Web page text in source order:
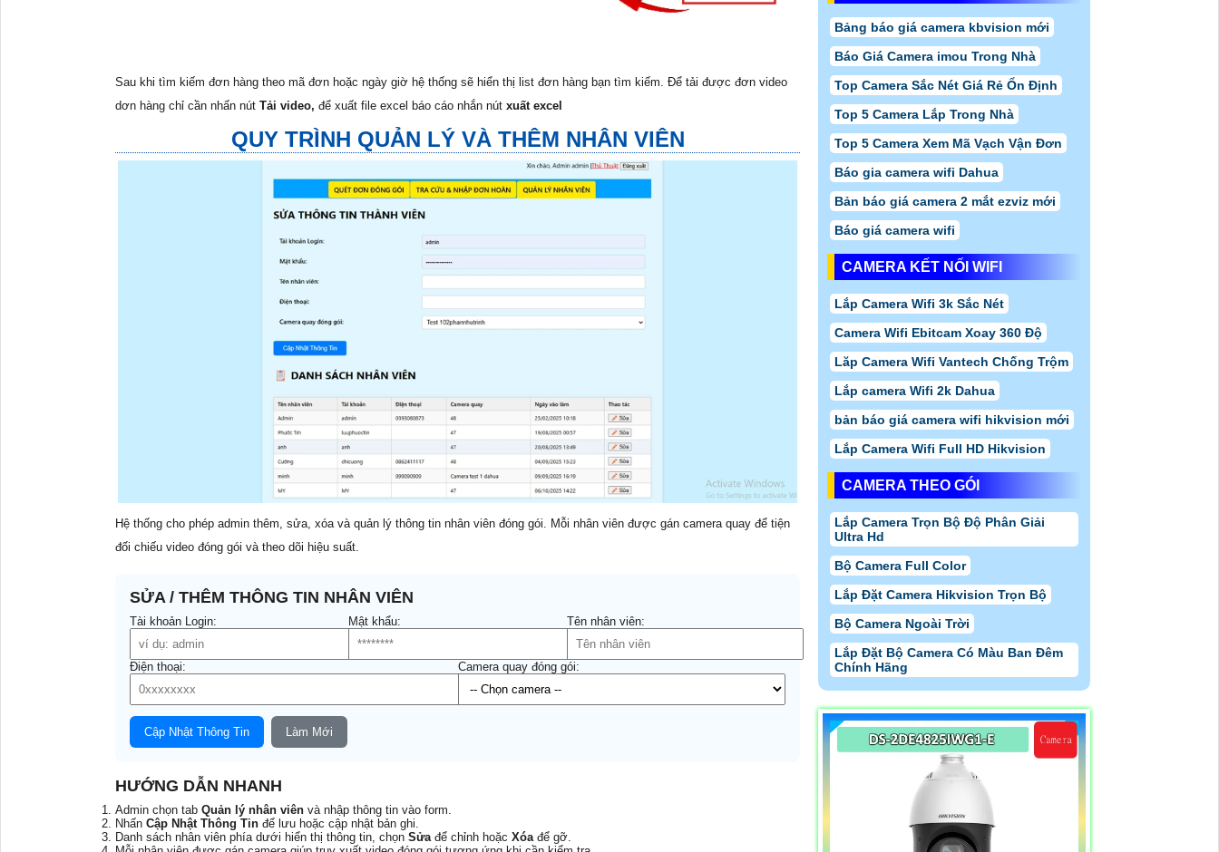
Sau khi tìm kiếm đơn hàng theo mã đơn hoặc ngày giờ hệ thống sẽ hiển thị list đơn hàng bạn tìm kiếm. Để tải được đơn video
dơn hàng chỉ cần nhấn nút Tải video, để xuất file excel báo cáo nhắn nút xuất excel
QUY TRÌNH QUẢN LÝ VÀ THÊM NHÂN VIÊN
Hệ thống cho phép admin thêm, sửa, xóa và quản lý thông tin nhân viên đóng gói. Mỗi nhân viên được gán camera quay để tiện
đối chiếu video đóng gói và theo dõi hiệu suất.
SỬA / THÊM THÔNG TIN NHÂN VIÊN
Tài khoản Login: Mật khẩu: Tên nhân viên:
Điện thoại: Camera quay đóng gói:
Cập Nhật Thông Tin Làm Mới
HƯỚNG DẪN NHANH
Admin chọn tab Quản lý nhân viên và nhập thông tin vào form.
Nhấn Cập Nhật Thông Tin để lưu hoặc cập nhật bản ghi.
Danh sách nhân viên phía dưới hiển thị thông tin, chọn Sửa để chỉnh hoặc Xóa để gỡ.
Bảng báo giá camera kbvision mới
Báo Giá Camera imou Trong Nhà
Top Camera Sắc Nét Giá Rẻ Ổn Định
Top 5 Camera Lắp Trong Nhà
Top 5 Camera Xem Mã Vạch Vận Đơn
Báo gia camera wifi Dahua
Bản báo giá camera 2 mắt ezviz mới
Báo giá camera wifi
CAMERA KẾT NỐI WIFI
Lắp Camera Wifi 3k Sắc Nét
Camera Wifi Ebitcam Xoay 360 Độ
Lăp Camera Wifi Vantech Chống Trộm
Lắp camera Wifi 2k Dahua
bản báo giá camera wifi hikvision mới
Lắp Camera Wifi Full HD Hikvision
CAMERA THEO GÓI
Lắp Camera Trọn Bộ Độ Phân Giải
Ultra Hd
Bộ Camera Full Color
Lắp Đặt Camera Hikvision Trọn Bộ
Bộ Camera Ngoài Trời
Lắp Đặt Bộ Camera Có Màu Ban Đêm
Chính Hãng